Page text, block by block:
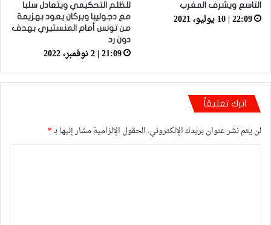
التاسع ويشرف المغرب
22:09 | 10 يوليو، 2021
للظلم التحكيمي ويتعادل سلبا
مع دجوليبا وبركان يعود بهزيمة
من تونس أمام المنستيري بهدف
دون رد
21:09 | 2 نوفمبر، 2022
اترك تعليقاً
لن يتم نشر عنوان بريدك الإلكتروني. الحقول الإلزامية مشار إليها بـ*